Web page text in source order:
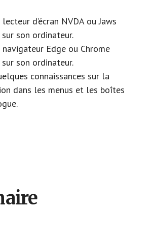
d’écran NVDA ou Jaws
son ordinateur.
Edge ou Chrome
son ordinateur.
connaissances sur la
dans les menus et les boîtes